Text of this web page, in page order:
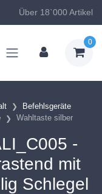
Über 18`000 Artikel
0
Befehlsgeräte
Wahltaste silber
-
mit
Schlegel